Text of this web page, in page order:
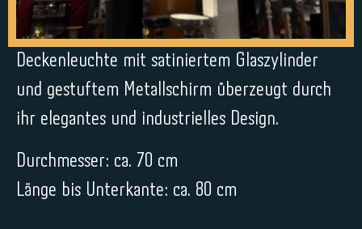
Deckenleuchte mit satiniertem Glaszylinder
und gestuftem Metallschirm überzeugt durch
ihr elegantes und industrielles Design.
Durchmesser: ca. 70 cm
Länge bis Unterkante: ca. 80 cm